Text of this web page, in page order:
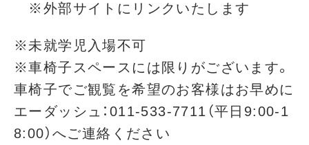
※外部サイトにリンクいたします
※未就学児入場不可
※車椅子スペースには限りがございます。
車椅子でご観覧を希望のお客様はお早めに
エーダッシュ：011-533-7711（平日9:00-1
8:00）へご連絡ください